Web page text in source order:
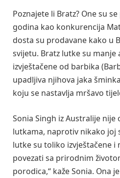
Poznajete li Bratz? One su
godina kao konkurencija
dosta su prodavane kako u
svijetu. Bratz lutke su manje
izvještačene od barbika
upadljiva njihova jaka
koju se nastavlja mršavo
Sonia Singh iz Australije nije
lutkama, naprotiv nikako joj
lutke su toliko izvještačene i
povezati sa prirodnim
porodica,“ kaže Sonia. Ona